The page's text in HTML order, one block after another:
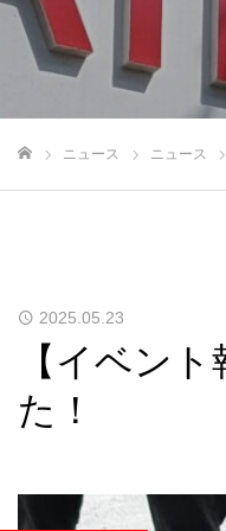
ニュース ニュース
2025.05.23
【イベン
た！